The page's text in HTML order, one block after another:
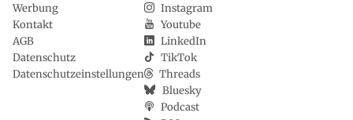
Werbung
Kontakt
AGB
Datenschutz
Datenschutzeinstellungen
Instagram
Youtube
LinkedIn
TikTok
Threads
Bluesky
Podcast